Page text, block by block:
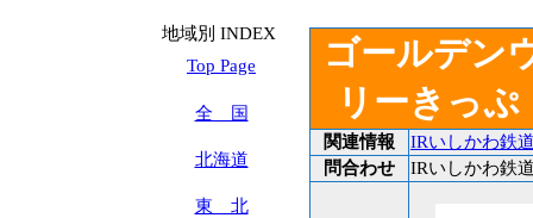
地域別 INDEX
Top Page
全 国
北海道
東 北
ゴールデン
リーきっ
関連情報
IRいしかわ鉄
問合わせ
IRいしかわ鉄